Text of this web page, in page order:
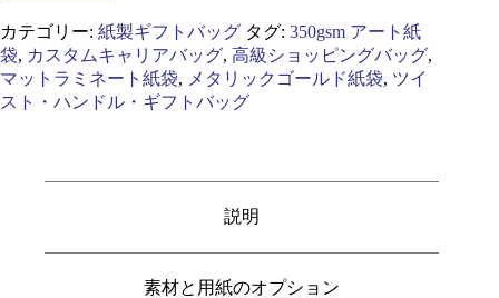
カテゴリー: 紙製ギフトバッグ タグ: 350gsm アート紙
袋, カスタムキャリアバッグ, 高級ショッピングバッグ,
マットラミネート紙袋, メタリックゴールド紙袋, ツイ
スト・ハンドル・ギフトバッグ
説明
素材と用紙のオプション